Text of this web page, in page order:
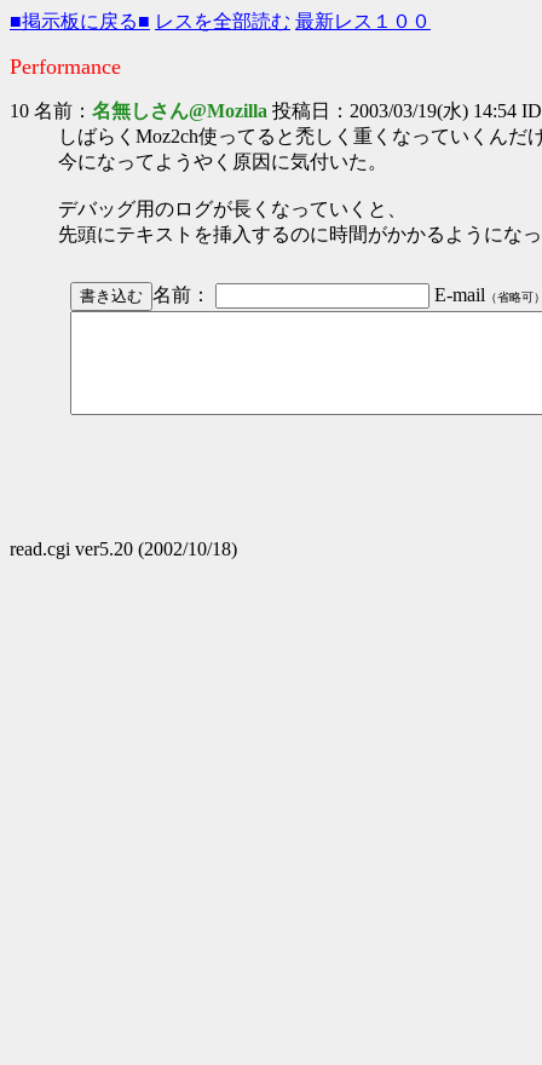
■掲示板に戻る■ レスを全部読む 最新レス１００
Performance
10 名前： 名無しさん@Mozilla 投稿日：2003/03/19(水) 14:54
しばらくMoz2ch使ってると禿しく重くなっていくんだ
今になってようやく原因に気付いた。
デバッグ用のログが長くなっていくと、
先頭にテキストを挿入するのに時間がかかるようにな
名前： E-mail （省略可
read.cgi ver5.20 (2002/10/18)